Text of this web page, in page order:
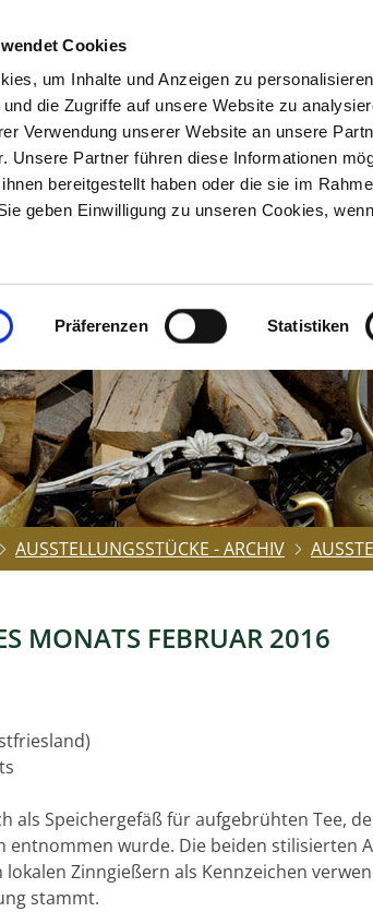
Cookies
um Inhalte und Anzeigen zu
die Zugriffe auf unsere Website zu
Verwendung unserer Website an unsere
Unsere Partner führen diese Informationen
bereitgestellt haben oder die sie im
geben Einwilligung zu unseren Cookies,
Präferenzen Statistiken
MUSEUM
AUSSTELLUNGSSTÜCKE - ARCHIV
MONATS FEBRUAR 2016
als Speichergefäß für aufgebrühten Tee,
entnommen wurde. Die beiden stilisierten
Zinngießern als Kennzeichen
stammt.